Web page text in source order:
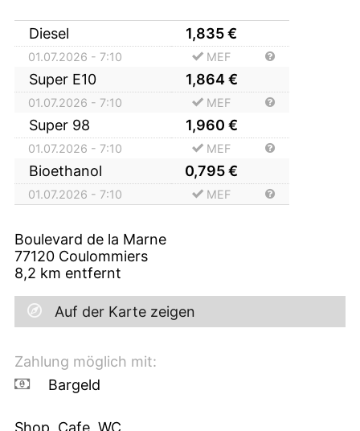
Diesel 1,835€
01.07.2026 - 7:10 MEF
Super E10 1,864€
01.07.2026 - 7:10 MEF
Super 98 1,960 €
01.07.2026 - 7:10 MEF
Bioethanol 0,795€
01.07.2026 - 7:10 MEF
Boulevard de la Marne
77120 Coulommiers
8,2 km entfernt
Auf der Karte zeigen
Zahlung möglich mit:
Bargeld
Shop, Cafe, WC